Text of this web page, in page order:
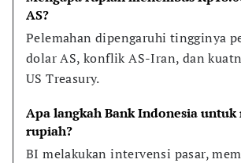
AS?
Pelemahan dipengaruhi tingginya
dolar AS, konflik AS-Iran, dan
US Treasury.
Apa langkah Bank Indonesia untuk
rupiah?
BI melakukan intervensi pasar,